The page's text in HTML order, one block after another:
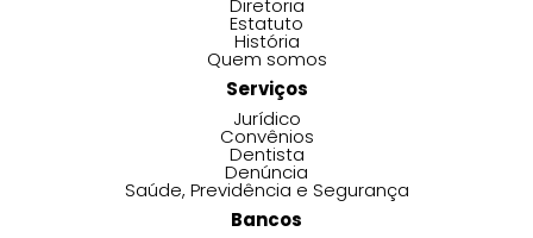
Diretoria
Estatuto
História
Quem somos
Serviços
Jurídico
Convênios
Dentista
Denúncia
Saúde, Previdência e Segurança
Bancos